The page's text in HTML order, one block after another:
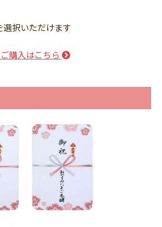
選択いただけます
購入はこちら